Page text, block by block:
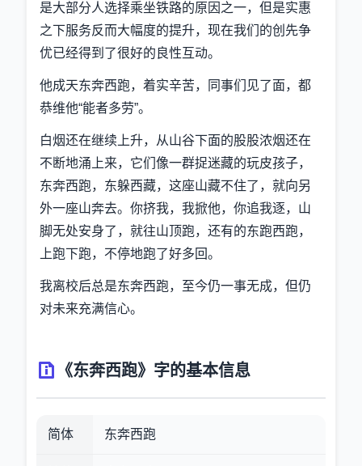
是大部分人选择乘坐铁路的原因之一，但是实惠
之下服务反而大幅度的提升，现在我们的创先争
优已经得到了很好的良性互动。
他成天东奔西跑，着实辛苦，同事们见了面，都
恭维他“能者多劳”。
白烟还在继续上升，从山谷下面的股股浓烟还在
不断地涌上来，它们像一群捉迷藏的玩皮孩子，
东奔西跑，东躲西藏，这座山藏不住了，就向另
外一座山奔去。你挤我，我掀他，你追我逐，山
脚无处安身了，就往山顶跑，还有的东跑西跑，
上跑下跑，不停地跑了好多回。
我离校后总是东奔西跑，至今仍一事无成，但仍
对未来充满信心。
《东奔西跑》字的基本信息
简体 东奔西跑